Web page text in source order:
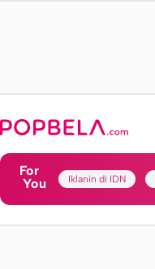
For
You
Iklanin di IDN